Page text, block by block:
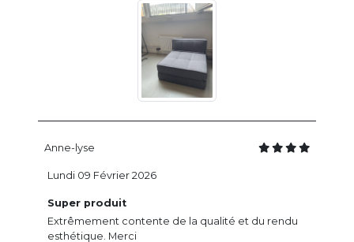
Anne-lyse
Super produit
Extrêmement contente de la qualité et du rendu
esthétique. Merci
Lundi 09 Février 2026